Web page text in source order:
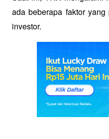
ada beberapa faktor
investor.